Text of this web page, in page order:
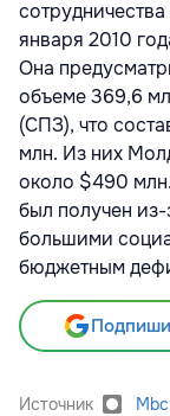
января 2010
Она
объеме 369,6
(СПЗ), что
млн. Из них
около $490
был получен
большими
бюджетным
Источник Mbc